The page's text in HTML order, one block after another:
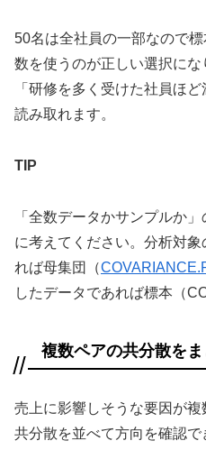
50名は全社員の一部なので
数を使うのが正しい選択に
「研修を多く受けた社員ほ
読み取れます。
TIP
「全数データかサンプルか
に考えてください。分析対
れば母集団（
したデータであれば標本（
複数ペアの共分散を
売上に影響しそうな要因が
共分散を並べて方向を確認で